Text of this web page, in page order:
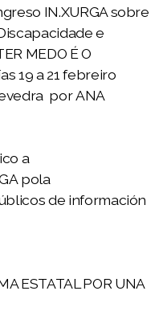
IN.XURGA sobre
e
MEDO É O
19 a 21 febreiro
por ANA
a
pola
de información
ESTATAL POR UNA